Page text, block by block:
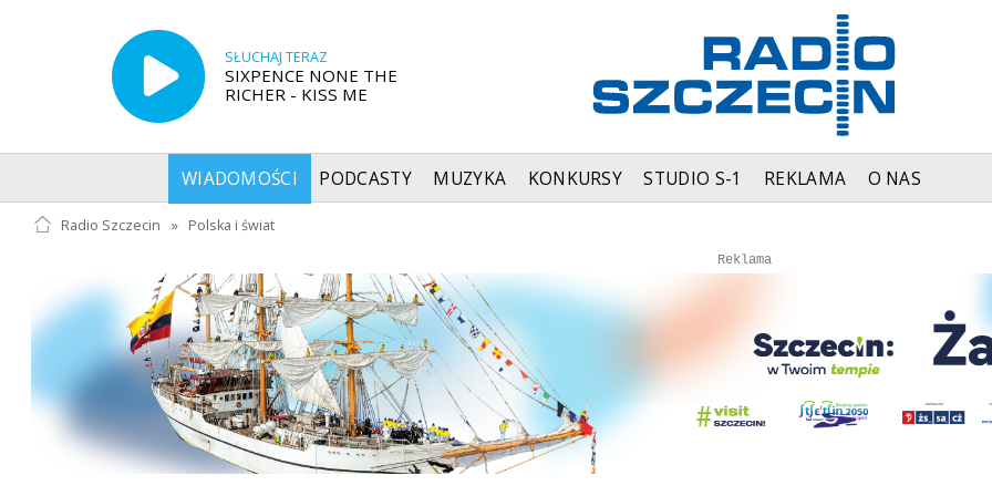
SŁUCHAJ TERAZ
SIXPENCE NONE THE
RICHER - KISS ME
WIADOMOŚCI PODCASTY MUZYKA KONKURSY STUDIO S-1 REKLAMA O NAS
Radio Szczecin » Polska i świat
Reklama
Autopromocja
Autopromocja